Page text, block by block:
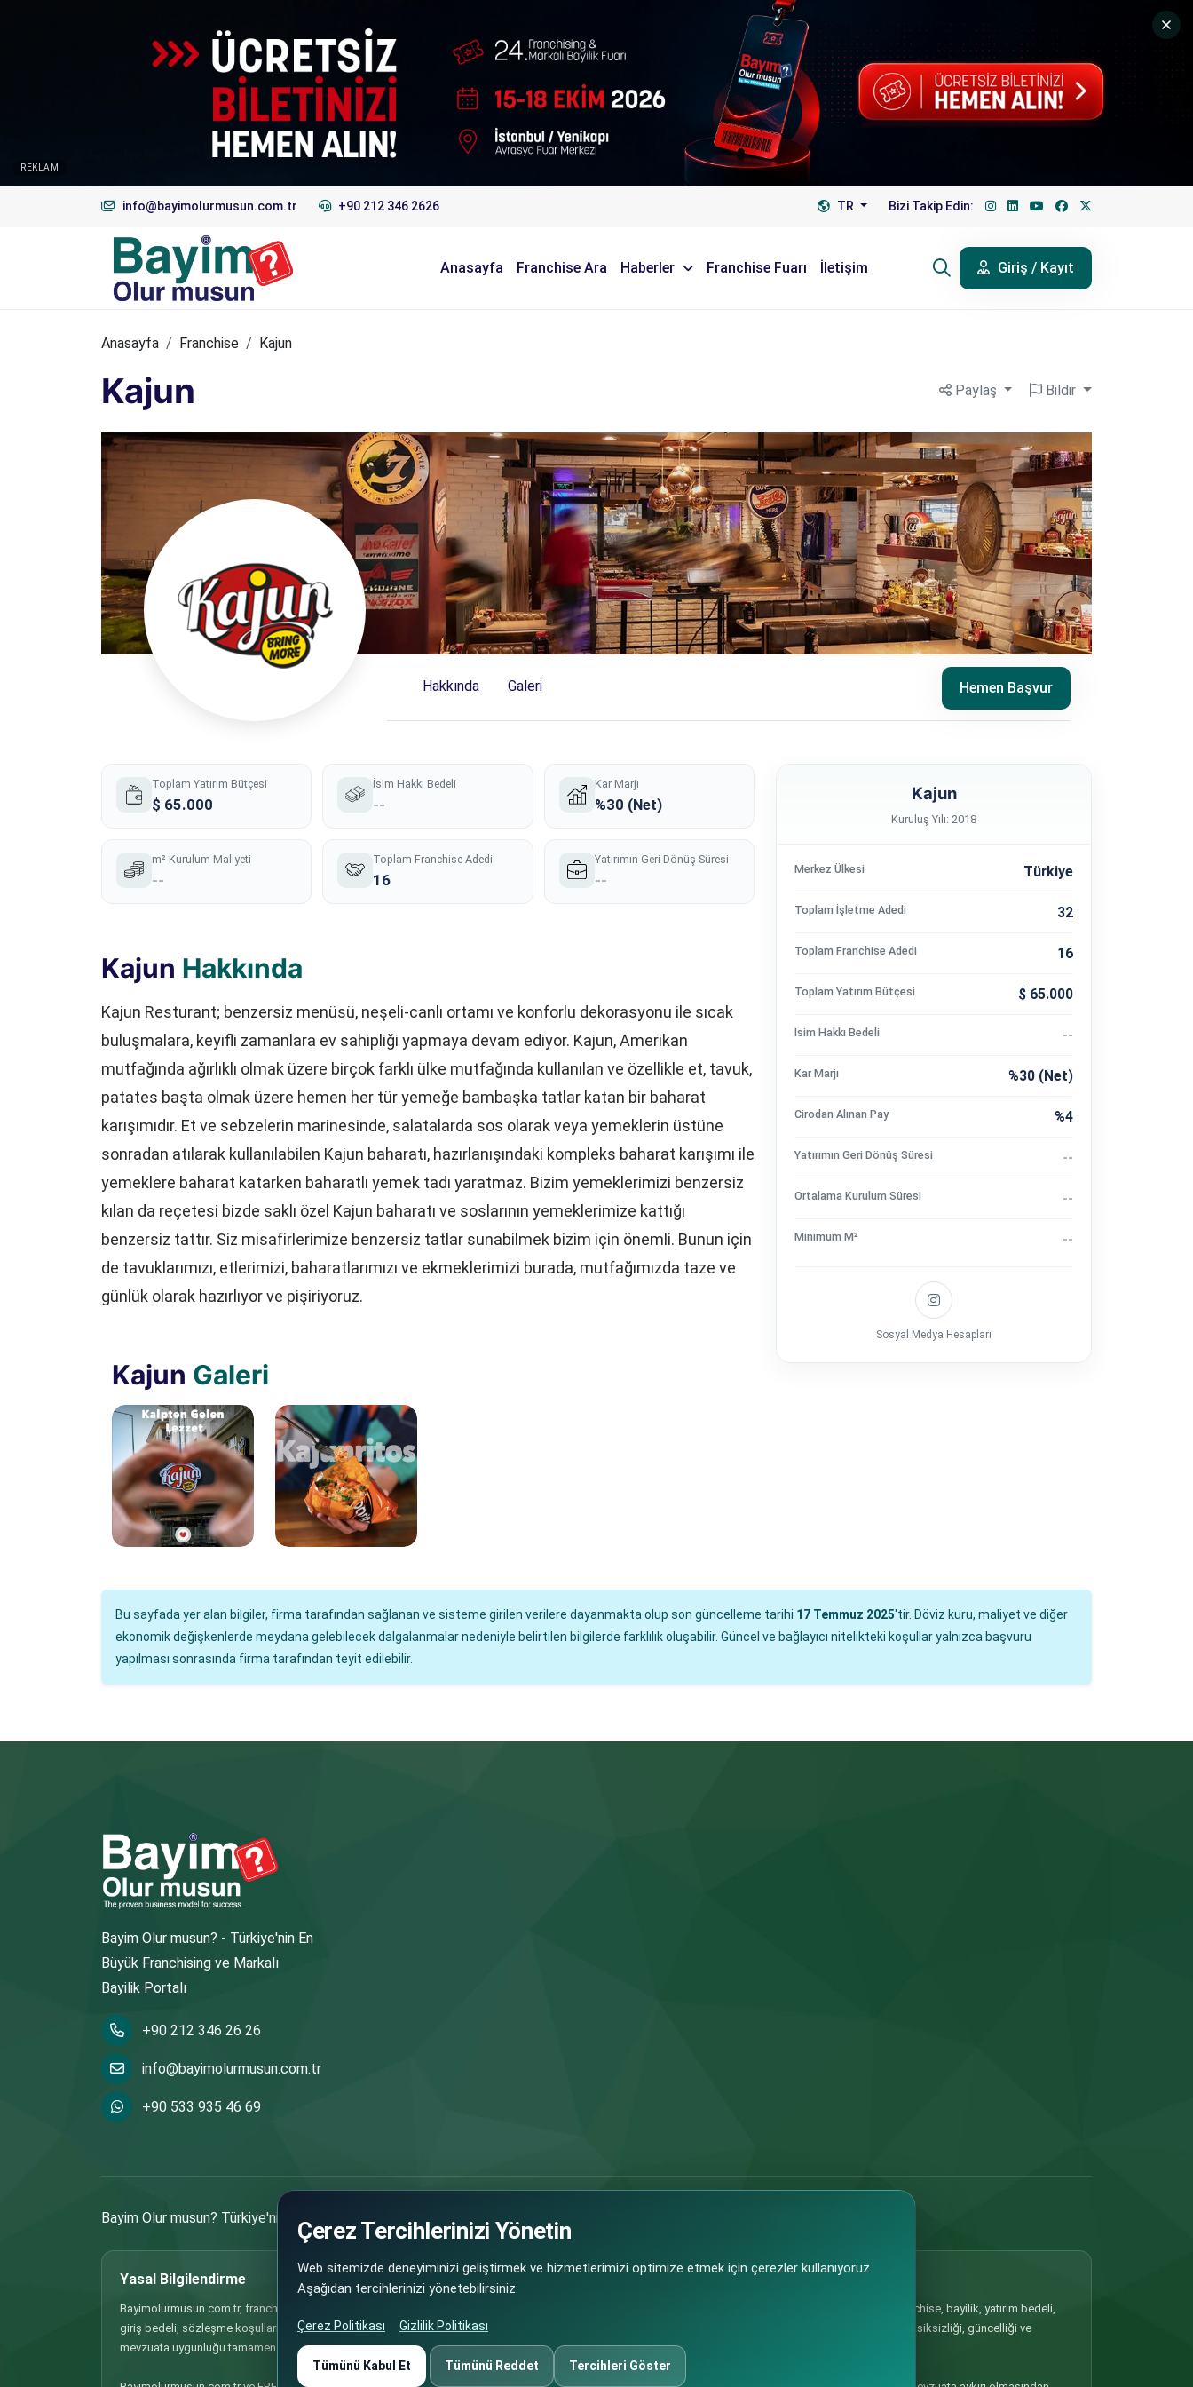
REKLAM
info@bayimolurmusun.com.tr +90 212 346 2626 TR Bizi Takip Edin:
Anasayfa Franchise Ara Haberler Franchise Fuarı İletişim Giriş / Kayıt
Anasayfa Franchise Kajun
Kajun Paylaş Bildir
Hakkında Galeri Hemen Başvur
Toplam Yatırım Bütçesi
$ 65.000
İsim Hakkı Bedeli
--
Kar Marjı
%30 (Net)
m² Kurulum Maliyeti
--
Toplam Franchise Adedi
16
Yatırımın Geri Dönüş Süresi
--
Kajun Hakkında
Kajun Resturant; benzersiz menüsü, neşeli-canlı ortamı ve konforlu dekorasyonu ile sıcak
buluşmalara, keyifli zamanlara ev sahipliği yapmaya devam ediyor. Kajun, Amerikan
mutfağında ağırlıklı olmak üzere birçok farklı ülke mutfağında kullanılan ve özellikle et, tavuk,
patates başta olmak üzere hemen her tür yemeğe bambaşka tatlar katan bir baharat
karışımıdır. Et ve sebzelerin marinesinde, salatalarda sos olarak veya yemeklerin üstüne
sonradan atılarak kullanılabilen Kajun baharatı, hazırlanışındaki kompleks baharat karışımı ile
yemeklere baharat katarken baharatlı yemek tadı yaratmaz. Bizim yemeklerimizi benzersiz
kılan da reçetesi bizde saklı özel Kajun baharatı ve soslarının yemeklerimize kattığı
benzersiz tattır. Siz misafirlerimize benzersiz tatlar sunabilmek bizim için önemli. Bunun için
de tavuklarımızı, etlerimizi, baharatlarımızı ve ekmeklerimizi burada, mutfağımızda taze ve
günlük olarak hazırlıyor ve pişiriyoruz.
Kajun Galeri
Kajun
Kuruluş Yılı: 2018
Merkez Ülkesi Türkiye
Toplam İşletme Adedi 32
Toplam Franchise Adedi 16
Toplam Yatırım Bütçesi $ 65.000
İsim Hakkı Bedeli --
Kar Marjı %30 (Net)
Cirodan Alınan Pay %4
Yatırımın Geri Dönüş Süresi --
Ortalama Kurulum Süresi --
Minimum M² --
Sosyal Medya Hesapları
Bu sayfada yer alan bilgiler, firma tarafından sağlanan ve sisteme girilen verilere dayanmakta olup son güncelleme tarihi 17 Temmuz 2025'tir. Döviz kuru, maliyet ve diğer
ekonomik değişkenlerde meydana gelebilecek dalgalanmalar nedeniyle belirtilen bilgilerde farklılık oluşabilir. Güncel ve bağlayıcı nitelikteki koşullar yalnızca başvuru
yapılması sonrasında firma tarafından teyit edilebilir.
Bayim Olur musun? - Türkiye'nin En
Büyük Franchising ve Markalı
Bayilik Portalı
+90 212 346 26 26
info@bayimolurmusun.com.tr
+90 533 935 46 69
Bayim Olur musun? Türkiye'nin En Büyük Franchising ve Markalı Bayilik Portalı
Yasal Bilgilendirme
Bayimolurmusun.com.tr, franchise, bayilik ve iş ortaklığı fırsatlarının güvenli ve şeffaf şekilde paylaşılmasını amaçlayan bir platformdur. Portalda yer alan franchise, bayilik, yatırım bedeli,
giriş bedeli, sözleşme koşulları ve benzeri tüm bilgiler doğrudan ilgili marka/franchise veren firmalar tarafından sağlanmakta olup, bu bilgilerin doğruluğu, eksiksizliği, güncelliği ve
mevzuata uygunluğu tamamen ilgili firma/markanın sorumluluğundadır.
Çerez Tercihlerinizi Yönetin
Web sitemizde deneyiminizi geliştirmek ve hizmetlerimizi optimize etmek için çerezler kullanıyoruz.
Aşağıdan tercihlerinizi yönetebilirsiniz.
Çerez Politikası Gizlilik Politikası
Tümünü Kabul Et Tümünü Reddet Tercihleri Göster